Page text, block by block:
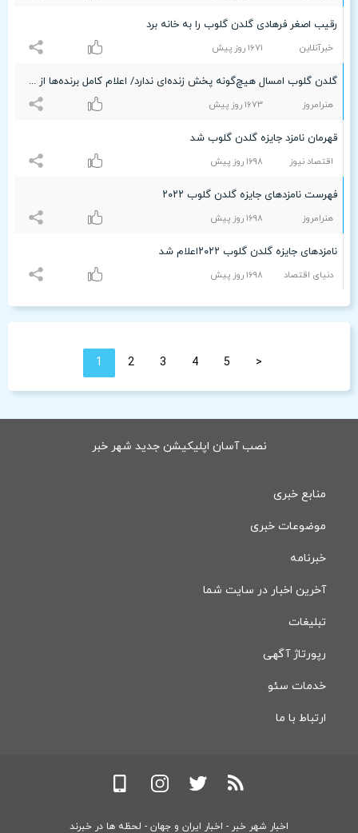
رقیب اصغر فرهادی گلدن گلوب را به خانه برد
خبرآنلاین ۱۶۷۱ روز پیش
گلدن گلوب امسال هیچ‌گونه پخش زنده‌ای ندارد/ اعلام کامل برنده‌ها از طریق بیانیه
هنرامروز ۱۶۷٣ روز پیش
قهرمان نامزد جایزه گلدن گلوب شد
اقتصاد نیوز ۱۶٩۸ روز پیش
فهرست نامزدهای جایزه گلدن گلوب ۲۰۲۲
هنرامروز ۱۶٩۸ روز پیش
نامزدهای جایزه گلدن گلوب ۲۰۲۲اعلام شد
دنیای اقتصاد ۱۶٩۸ روز پیش
1 2 3 4 5 <
نصب آسان اپلیکیشن جدید شهر خبر
منابع خبری
موضوعات خبری
خبرنامه
آخرین اخبار در سایت شما
تبلیغات
رپورتاژ آگهی
خدمات سئو
ارتباط با ما
اخبار شهر خبر - اخبار ایران و جهان - لحظه ها در خبرند